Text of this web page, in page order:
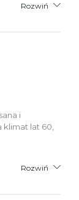
Rozwiń
i
lat 60,
Rozwiń